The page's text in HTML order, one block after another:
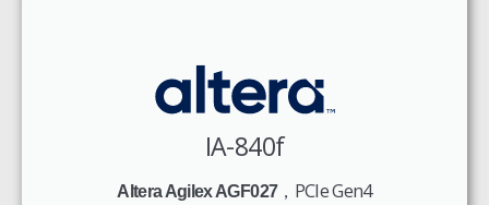
IA-840f
Altera Agilex AGF027，PCIe Gen4